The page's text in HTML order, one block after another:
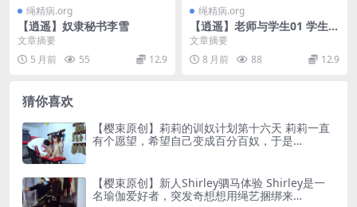
绳精病.org
【逍遥】奴隶秘书李雪
文章摘要
5 月前
55 12.9
绳精病.org
【逍遥】老师与学生01 学生冒
犯老师，老师绑架学生调教
文章摘要
8 月前
88 12.9
猜你喜欢
【樱束原创】莉莉的训奴计划第十六天 莉莉一直
有个愿望，希望自己变成百分百奴，于是…
【樱束原创】新人Shirley驷马体验 Shirley是一
名瑜伽爱好者，突发奇想想用绳艺捆绑来…